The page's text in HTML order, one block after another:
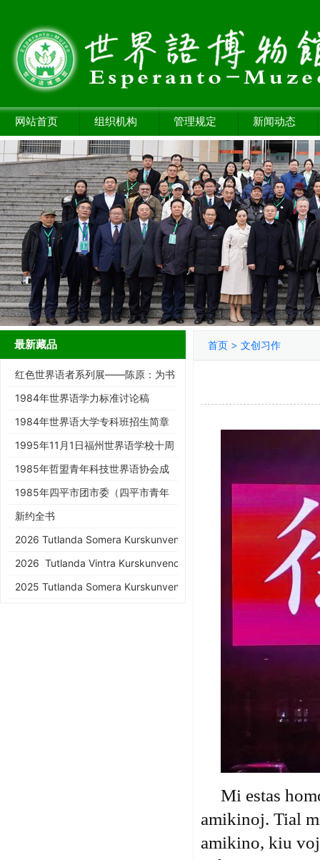
网站首页 组织机构 管理规定 新闻动态
最新藏品
红色世界语者系列展——陈原：为书
而生的跨界智者
1984年世界语学力标准讨论稿
1984年世界语大学专科班招生简章
1995年11月1日福州世界语学校十周
年庆典请柬
1985年哲盟青年科技世界语协会成
立大会请柬
1985年四平市团市委（四平市青年
世协筹）请柬
新约全书
2026 Tutlanda Somera Kurskunveno de KEA
2026 Tutlanda Vintra Kurskunveno de KEA
2025 Tutlanda Somera Kurskunveno de KEA
首页 > 文创习作
Mi estas
amikinoj. Tial
amikino, kiu